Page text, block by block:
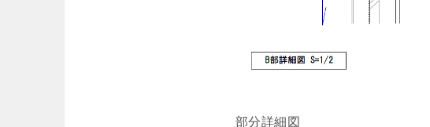
部分詳細図